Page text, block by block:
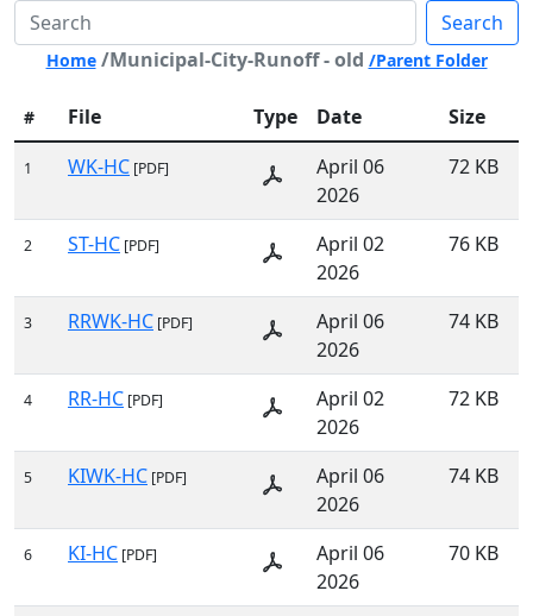
Search
Home /Municipal-City-Runoff - old /Parent Folder
# File Type Date Size
1 WK-HC [PDF]
April 06
2026
72 KB
2 ST-HC [PDF]
April 02
2026
76 KB
3 RRWK-HC [PDF]
April 06
2026
74 KB
4 RR-HC [PDF]
April 02
2026
72 KB
5 KIWK-HC [PDF]
April 06
2026
74 KB
6 KI-HC [PDF]
April 06
2026
70 KB